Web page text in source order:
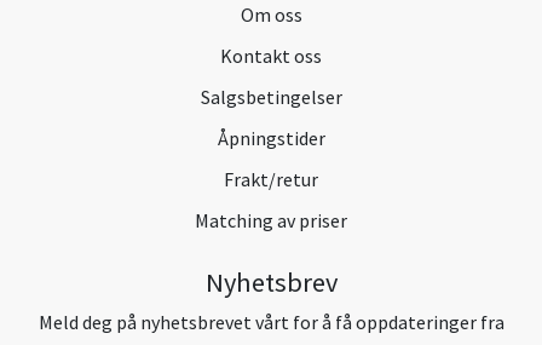
Om oss
Kontakt oss
Salgsbetingelser
Åpningstider
Frakt/retur
Matching av priser
Nyhetsbrev
Meld deg på nyhetsbrevet vårt for å få oppdateringer fra